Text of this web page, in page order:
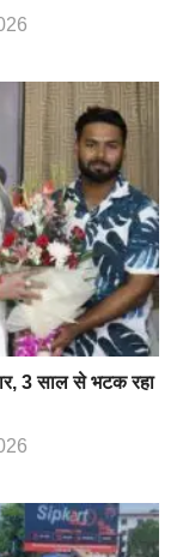
3 साल से भटक रहा